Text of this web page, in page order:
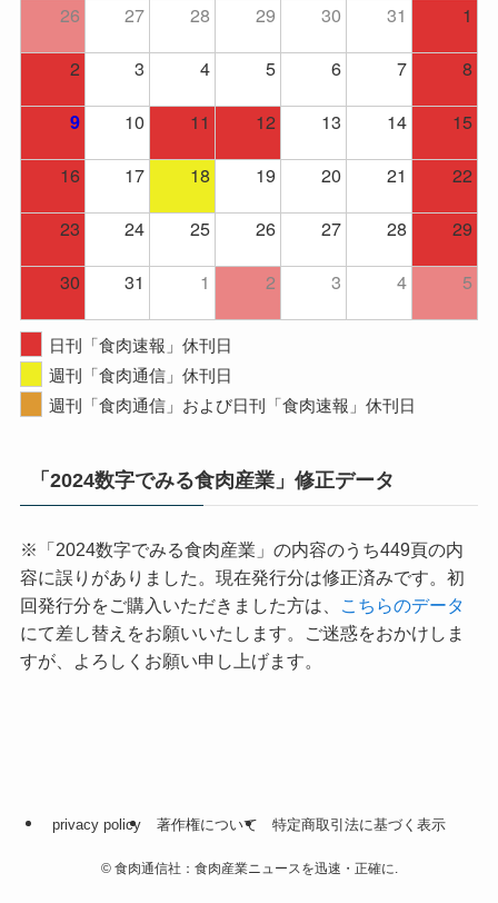
26 27 28 29 30 31
1
2
3 4 5 6 7 8
9 10 11 12 13 14
15
16
17 18 19 20 21
22
23
24 25 26 27 28
29
30
31 1 2 3 4 5
日刊「食肉速報」休刊日
週刊「食肉通信」休刊日
週刊「食肉通信」および日刊「食肉速報」休刊日
「2024数字でみる食肉産業」修正データ
※「2024数字でみる食肉産業」の内容のうち449頁の内
容に誤りがありました。現在発行分は修正済みです。初
回発行分をご購入いただきました方は、
こちらのデータ
にて差し替えをお願いいたします。ご迷惑をおかけしま
すが、よろしくお願い申し上げます。
privacy policy 著作権について 特定商取引法に基づく表示
©食肉通信社：食肉産業ニュースを迅速・正確に.